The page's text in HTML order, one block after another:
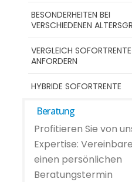
BESONDERHEITEN BEI
VERSCHIEDENEN
VERGLEICH SOFORTRENTE
ANFORDERN
HYBRIDE SOFORTRENTE
Beratung
Profitieren Sie von
Expertise:
einen persönlichen
Beratungstermin